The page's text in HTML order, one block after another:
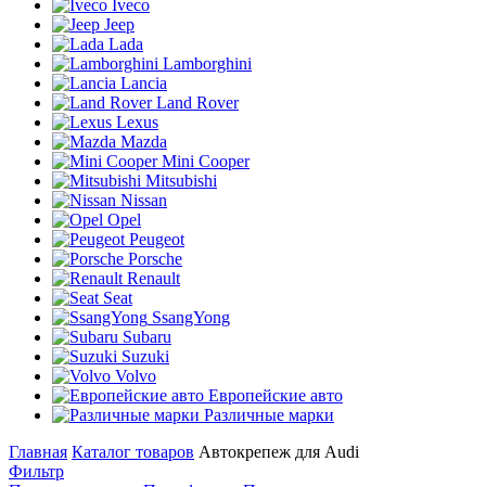
Iveco
Jeep
Lada
Lamborghini
Lancia
Land Rover
Lexus
Mazda
Mini Cooper
Mitsubishi
Nissan
Opel
Peugeot
Porsche
Renault
Seat
SsangYong
Subaru
Suzuki
Volvo
Европейские авто
Различные марки
Главная Каталог товаров Автокрепеж для Audi
Фильтр